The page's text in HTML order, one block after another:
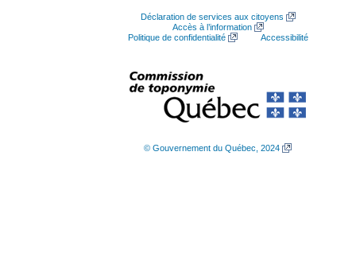
Déclaration de services aux citoyens
Accès à l’information
Politique de confidentialité
Accessibilité
© Gouvernement du Québec, 2024